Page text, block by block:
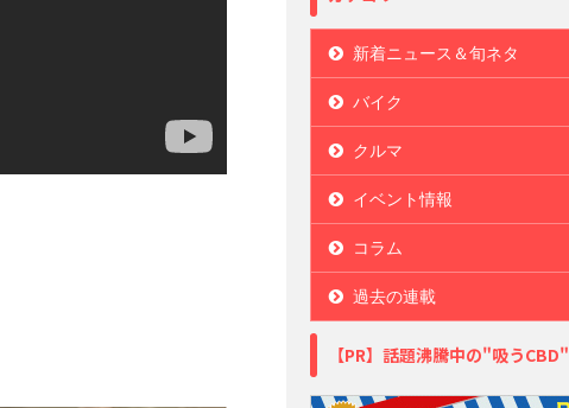
新着ニュース＆旬ネタ
バイク
クルマ
イベント情報
コラム
過去の連載
【PR】話題沸騰中の"吸うCBD"